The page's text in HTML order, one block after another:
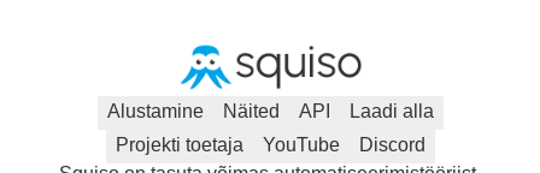
Alustamine Näited API
Laadi alla
Projekti toetaja
YouTube
Discord